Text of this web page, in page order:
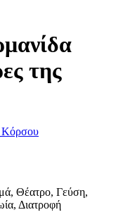
της
Θέατρο, Γεύση,
Διατροφή